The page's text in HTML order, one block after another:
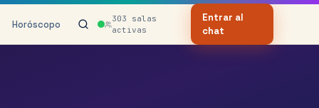
Horóscopo 303 salas
activas
Entrar al
chat